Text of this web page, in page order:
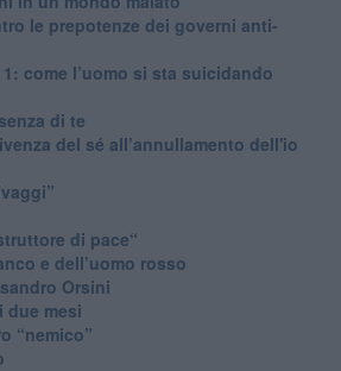
le prepotenze dei governi anti-
come l’uomo si sta suicidando
di te
del sé all’annullamento dell'io
di pace“
e dell’uomo rosso
Orsini
due mesi
“nemico”